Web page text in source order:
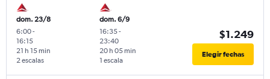
dom. 23/8
6:00-
16:15
2 escalas
21 h 15 min
dom. 6/9
16:35-
23:40
1 escala
20 h 05 min
$1.249
Elegir fechas